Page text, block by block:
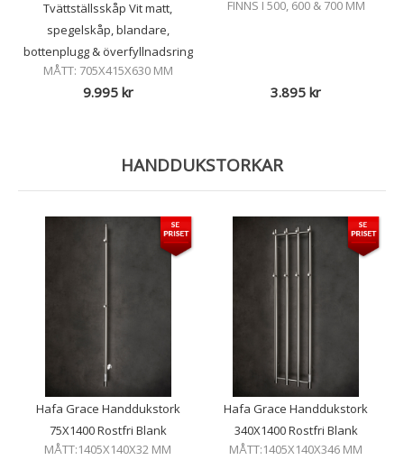
Tvättställsskåp Vit matt,
spegelskåp, blandare,
bottenplugg & överfyllnadsring
MÅTT: 705X415X630 MM
9.995kr
FINNS I 500, 600 & 700 MM
3.895 kr
HANDDUKSTORKAR
Hafa Grace Handdukstork
75X1400 Rostfri Blank
MÅTT:1405X140X32 MM
Hafa Grace Handdukstork
340X1400 Rostfri Blank
MÅTT:1405X140X346 MM